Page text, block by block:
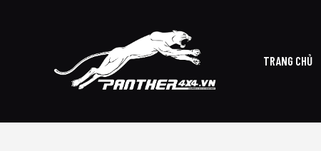
TRANG CHỦ